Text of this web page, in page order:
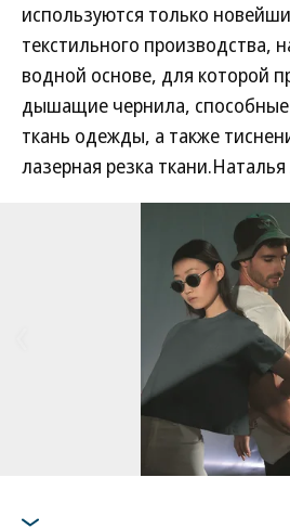
используются только
текстильного производства,
водной основе, для которой
дышащие чернила, способные
ткань одежды, а также
лазерная резка